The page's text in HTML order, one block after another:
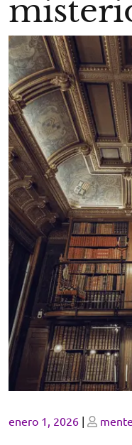
Posted
enero 1, 2026 | Posted